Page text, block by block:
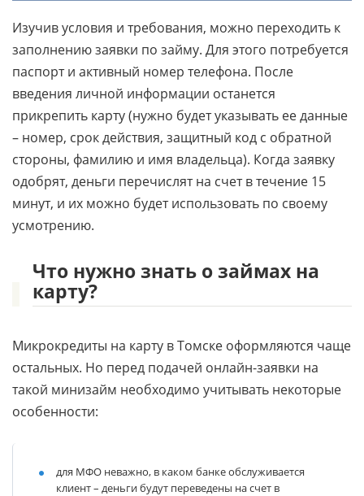
Изучив условия и требования, можно переходить к
заполнению заявки по займу. Для этого потребуется
паспорт и активный номер телефона. После
введения личной информации останется
прикрепить карту (нужно будет указывать ее данные
– номер, срок действия, защитный код с обратной
стороны, фамилию и имя владельца). Когда заявку
одобрят, деньги перечислят на счет в течение 15
минут, и их можно будет использовать по своему
усмотрению.
Что нужно знать о займах на
карту?
Микрокредиты на карту в Томске оформляются чаще
остальных. Но перед подачей онлайн-заявки на
такой минизайм необходимо учитывать некоторые
особенности:
для МФО неважно, в каком банке обслуживается
клиент – деньги будут переведены на счет в